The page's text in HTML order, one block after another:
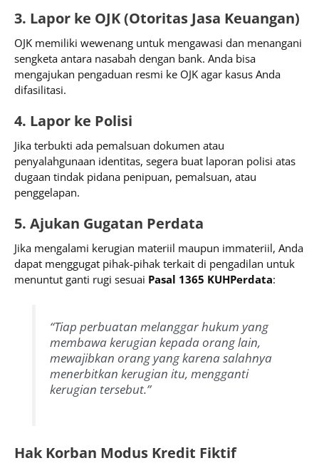
3. Lapor ke OJK (Otoritas Jasa Keuangan)
OJK memiliki wewenang untuk mengawasi dan menangani
sengketa antara nasabah dengan bank. Anda bisa
mengajukan pengaduan resmi ke OJK agar kasus Anda
difasilitasi.
4. Lapor ke Polisi
Jika terbukti ada pemalsuan dokumen atau
penyalahgunaan identitas, segera buat laporan polisi atas
dugaan tindak pidana penipuan, pemalsuan, atau
penggelapan.
5. Ajukan Gugatan Perdata
Jika mengalami kerugian materiil maupun immateriil, Anda
dapat menggugat pihak-pihak terkait di pengadilan untuk
menuntut ganti rugi sesuai Pasal 1365 KUHPerdata:
“Tiap perbuatan melanggar hukum yang
membawa kerugian kepada orang lain,
mewajibkan orang yang karena salahnya
menerbitkan kerugian itu, mengganti
kerugian tersebut.”
Hak Korban Modus Kredit Fiktif